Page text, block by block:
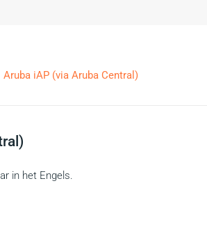
Aruba iAP (via Aruba Central)
in het Engels.